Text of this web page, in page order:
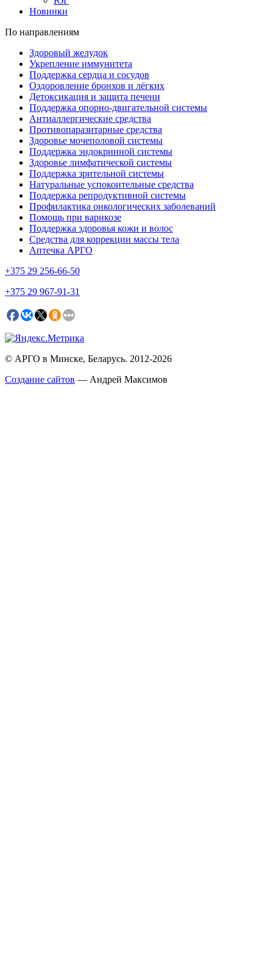
Новинки
По направлениям
Здоровый желудок
Укрепление иммунитета
Поддержка сердца и сосудов
Оздоровление бронхов и лёгких
Детоксикация и защита печени
Поддержка опорно-двигательной системы
Антиаллергические средства
Противопаразитарные средства
Здоровье мочеполовой системы
Поддержка эндокринной системы
Здоровье лимфатической системы
Поддержка зрительной системы
Натуральные успокоительные средства
Поддержка репродуктивной системы
Профилактика онкологических заболеваний
Помощь при варикозе
Поддержка здоровья кожи и волос
Средства для коррекции массы тела
Аптечка АРГО
+375 29 256-66-50
+375 29 967-91-31
© АРГО в Минске, Беларусь. 2012-2026
Создание сайтов — Андрей Максимов